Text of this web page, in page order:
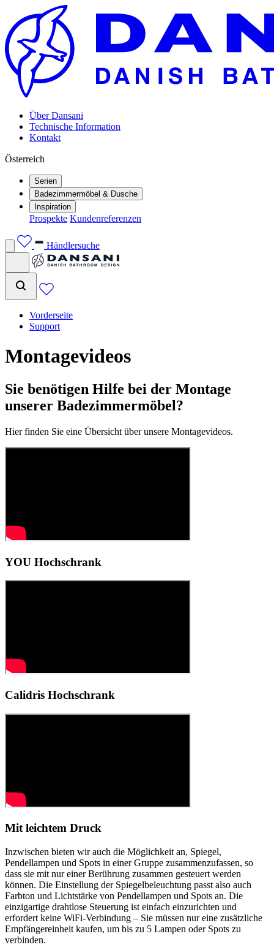
Über Dansani
Technische Information
Kontakt
Österreich
Serien
Badezimmermöbel & Dusche
Inspiration
Prospekte Kundenreferenzen
Händlersuche
Vorderseite
Support
Montagevideos
Sie benötigen Hilfe bei der Montage
unserer Badezimmermöbel?
Hier finden Sie eine Übersicht über unsere Montagevideos.
YOU Hochschrank
Calidris Hochschrank
Mit leichtem Druck
Inzwischen bieten wir auch die Möglichkeit an, Spiegel,
Pendellampen und Spots in einer Gruppe zusammenzufassen, so
dass sie mit nur einer Berührung zusammen gesteuert werden
können. Die Einstellung der Spiegelbeleuchtung passt also auch
Farbton und Lichtstärke von Pendellampen und Spots an. Die
einzigartige drahtlose Steuerung ist einfach einzurichten und
erfordert keine WiFi-Verbindung – Sie müssen nur eine zusätzliche
Empfängereinheit kaufen, um bis zu 5 Lampen oder Spots zu
verbinden.